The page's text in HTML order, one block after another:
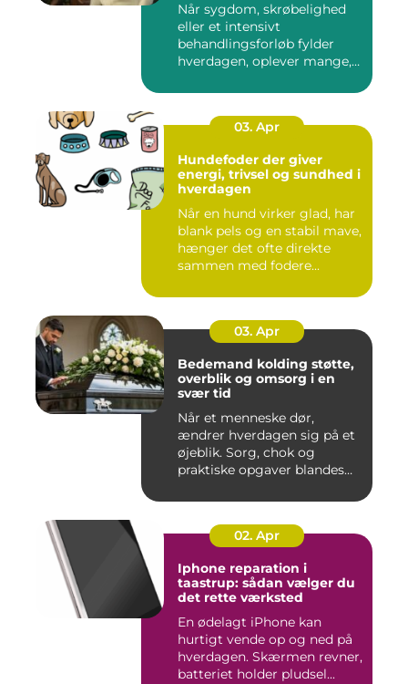
Når sygdom, skrøbelighed
eller et intensivt
behandlingsforløb fylder
hverdagen, oplever mange,
03. Apr
Hundefoder der giver
energi, trivsel og sundhed i
hverdagen
Når en hund virker glad, har
blank pels og en stabil mave,
hænger det ofte direkte
sammen med fodere...
03. Apr
Bedemand kolding støtte,
overblik og omsorg i en
svær tid
Når et menneske dør,
ændrer hverdagen sig på et
øjeblik. Sorg, chok og
praktiske opgaver blandes
02. Apr
Iphone reparation i
taastrup: sådan vælger du
det rette værksted
En ødelagt iPhone kan
hurtigt vende op og ned på
hverdagen. Skærmen revner,
batteriet holder pludsel...